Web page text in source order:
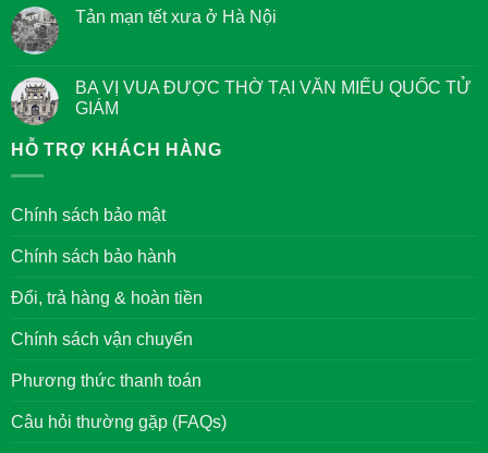
Giác
Ngộ
Đại
Nhân
bình
về
Chữ
Đức
văn
hóa
Nam
Tản mạn tết xưa ở Hà Nội
luận
ở
Tản
xưa
BA VỊ VUA ĐƯỢC THỜ TẠI VĂN MIẾU QUỐC TỬ
GIÁM
có
bình
VỊ
THỜ
MIẾU
GIÁM
HỖ TRỢ KHÁCH HÀNG
Chính sách bảo mật
Chính sách bảo hành
Đổi, trả hàng & hoàn tiền
Chính sách vận chuyển
Phương thức thanh toán
Câu hỏi thường gặp (FAQs)